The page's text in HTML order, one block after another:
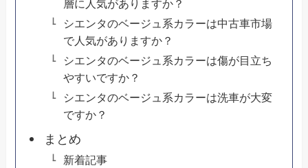
層に人気がありますか？
シエンタのベージュ系カラーは中古車市場
で人気がありますか？
シエンタのベージュ系カラーは傷が目立ち
やすいですか？
シエンタのベージュ系カラーは洗車が大変
ですか？
まとめ
新着記事